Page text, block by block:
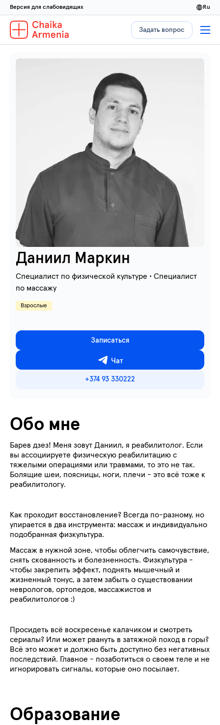
Версия для слабовидящих ru
Задать вопрос
Даниил Маркин
Cпециалист по физической культуре • Специалист
по массажу
Взрослые
Записаться
Чат
+374 93 330222
Обо мне
Барев дзез! Меня зовут Даниил, я реабилитолог. Если
вы ассоциируете физическую реабилитацию с
тяжелыми операциями или травмами, то это не так.
Болящие шеи, поясницы, ноги, плечи - это всё тоже к
реабилитологу.
Как проходит восстановление? Всегда по-разному, но
упирается в два инструмента: массаж и индивидуально
подобранная физкультура.
Массаж в нужной зоне, чтобы облегчить самочувствие,
снять скованность и болезненность. Физкультура -
чтобы закрепить эффект, поднять мышечный и
жизненный тонус, а затем забыть о существовании
неврологов, ортопедов, массажистов и
реабилитологов :)
Просидеть всё воскресенье калачиком и смотреть
сериалы? Или может рвануть в затяжной поход в горы?
Всё это может и должно быть доступно без негативных
последствий. Главное - позаботиться о своем теле и не
игнорировать сигналы, которые оно посылает.
Образование